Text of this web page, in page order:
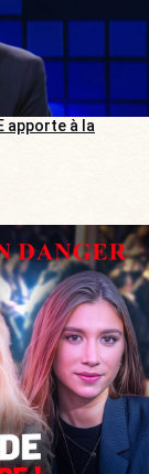
apporte à la